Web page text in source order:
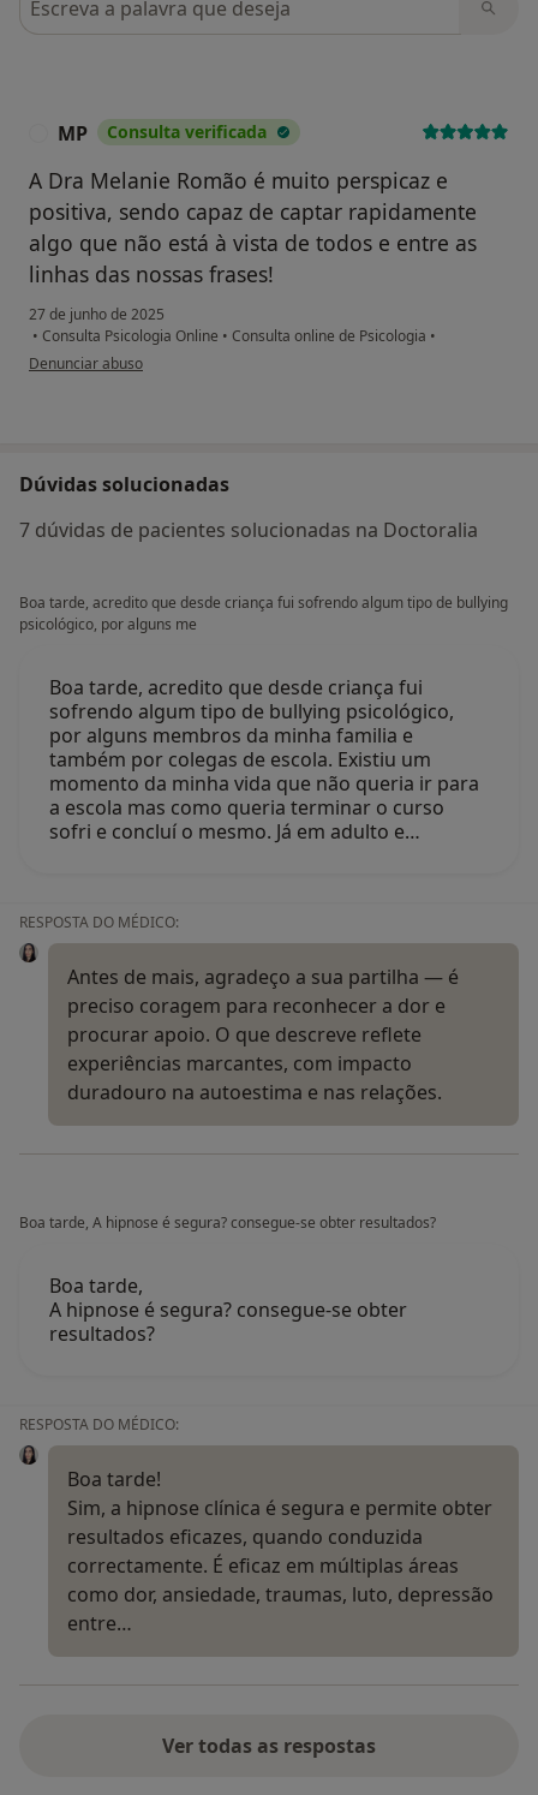
MP Consulta verificada
A Dra Melanie Romão é muito perspicaz e
positiva, sendo capaz de captar rapidamente
algo que não está à vista de todos e entre as
linhas das nossas frases!
27 de junho de 2025
• Consulta Psicologia Online • Consulta online de Psicologia •
na opinião do utilizador MP
Denunciar abuso
Dúvidas solucionadas
7 dúvidas de pacientes solucionadas na Doctoralia
Boa tarde, acredito que desde criança fui sofrendo algum tipo de bullying
psicológico, por alguns me
Boa tarde, acredito que desde criança fui
sofrendo algum tipo de bullying psicológico,
por alguns membros da minha familia e
também por colegas de escola. Existiu um
momento da minha vida que não queria ir para
a escola mas como queria terminar o curso
sofri e concluí o mesmo. Já em adulto e…
RESPOSTA DO MÉDICO:
Antes de mais, agradeço a sua partilha — é
preciso coragem para reconhecer a dor e
procurar apoio. O que descreve reflete
experiências marcantes, com impacto
duradouro na autoestima e nas relações.
Boa tarde, A hipnose é segura? consegue-se obter resultados?
Boa tarde,
A hipnose é segura? consegue-se obter
resultados?
RESPOSTA DO MÉDICO:
Boa tarde!
Sim, a hipnose clínica é segura e permite obter
resultados eficazes, quando conduzida
correctamente. É eficaz em múltiplas áreas
como dor, ansiedade, traumas, luto, depressão
entre…
Ver todas as respostas